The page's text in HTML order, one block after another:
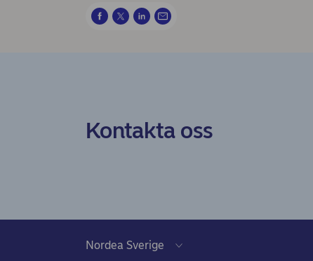
Kontakta oss